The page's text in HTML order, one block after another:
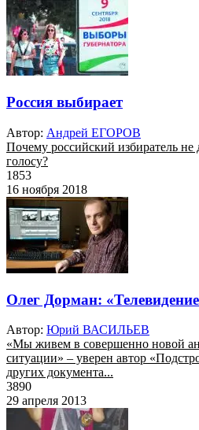
Россия выбирает
Автор: Андрей ЕГОРОВ
Почему российский избиратель не
голосу?
1853
16 ноября 2018
Олег Дорман:
Автор: Юрий ВАСИЛЬЕВ
«Мы живем в совершенно новой
ситуации» – уверен автор
других документа...
3890
29 апреля 2013